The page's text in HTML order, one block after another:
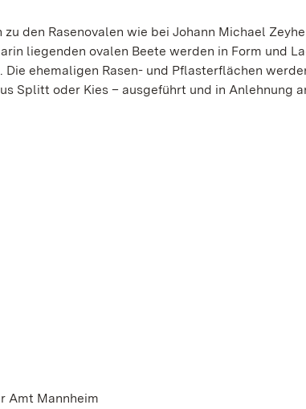
den Rasenovalen wie bei Johann Michael
liegenden ovalen Beete werden in Form und
ehemaligen Rasen- und Pflasterflächen
Splitt oder Kies – ausgeführt und in Anlehnung
Amt Mannheim